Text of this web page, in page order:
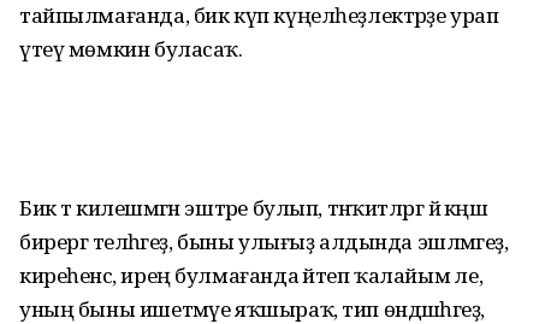
тайпылмағанда, бик күп күңел­һеҙлектәрҙе урап
үтеү мөмкин буласаҡ.
Бик тә килешмәгән эштәре булып, тәнҡитләргә йә кәңәш
бирергә теләһәгеҙ, быны улығыҙ алдында эшләмәгеҙ,
киреһенсә, ирең булмағанда әйтеп ҡалайым әле,
уның быны ишетмәүе яҡшыраҡ, тип өндәшһәгеҙ,